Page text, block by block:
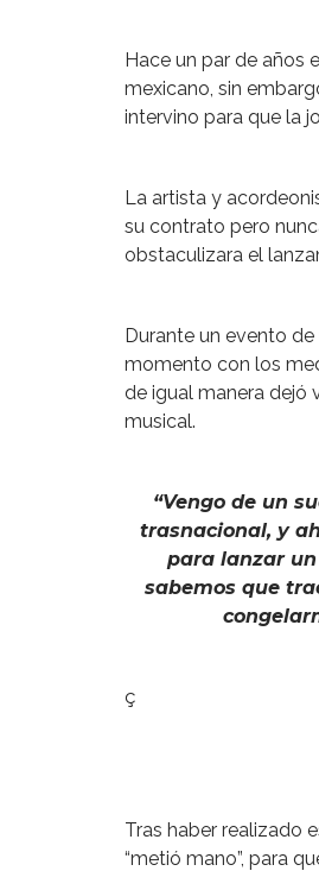
Hace un par de años
mexicano, sin
intervino para que la
La artista y
su contrato pero
obstaculizara el
Durante un evento
momento con los
de igual manera dejó
musical.
“Vengo de un
trasnacional, y
para lanzar
sabemos que
ç
Tras haber realizado
“metió mano”, para